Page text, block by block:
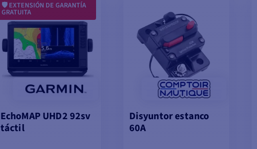
EXTENSIÓN DE GARANTÍA
GRATUITA
EchoMAP UHD2 92sv
táctil
Disyuntor estanco
60A